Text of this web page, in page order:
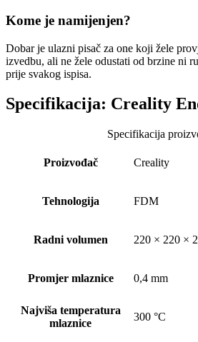
Kome je namijenjen?
Dobar je ulazni pisač za one koji žele
izvedbu, ali ne žele odustati od brzine ni
prije svakog ispisa.
Specifikacija: Creality
Specifikacija
Proizvođač Creality
Tehnologija FDM
Radni volumen 220 × 220 ×
Promjer mlaznice 0,4 mm
Najviša temperatura
mlaznice
300 °C